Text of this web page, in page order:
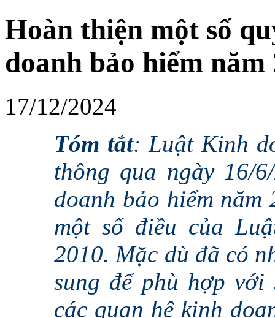
Hoàn thiện một số
doanh bảo hiểm năm
17/12/2024
Tóm tắt: Luật Kinh
thông qua ngày 16/
doanh bảo hiểm
một số điều của
2010. Mặc dù đã có
sung để phù hợp
các quan hệ kinh